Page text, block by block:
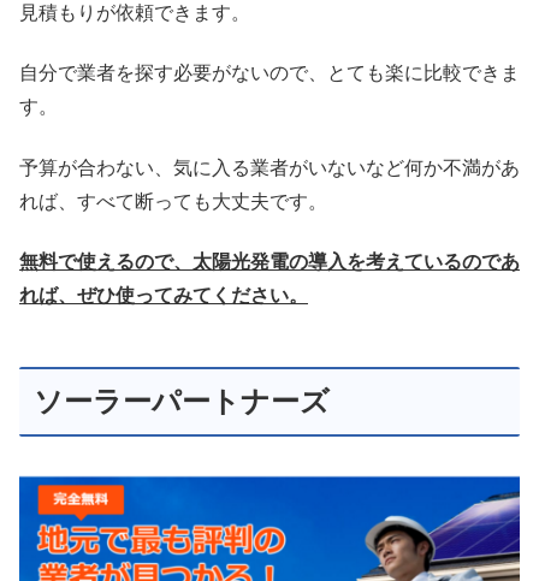
見積もりが依頼できます。
自分で業者を探す必要がないので、とても楽に比較できま
す。
予算が合わない、気に入る業者がいないなど何か不満があ
れば、すべて断っても大丈夫です。
無料で使えるので、太陽光発電の導入を考えているのであ
れば、ぜひ使ってみてください。
ソーラーパートナーズ